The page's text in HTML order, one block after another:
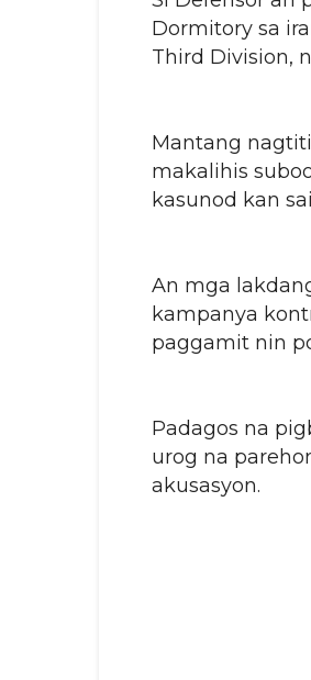
Dormitory sa
Third Division,
Mantang
makalihis
kasunod kan
An mga
kampanya
paggamit nin
Padagos na
urog na
akusasyon.